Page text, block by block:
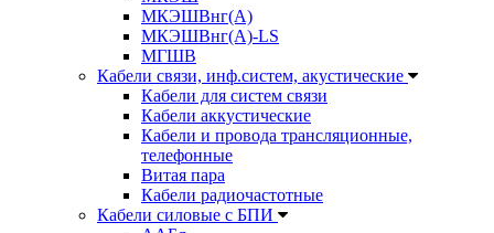
МКЭШВнг(А)
МКЭШВнг(А)-LS
МГШВ
Кабели связи, инф.систем, акустические
Кабели для систем связи
Кабели аккустические
Кабели и провода трансляционные,
телефонные
Витая пара
Кабели радиочастотные
Кабели силовые с БПИ